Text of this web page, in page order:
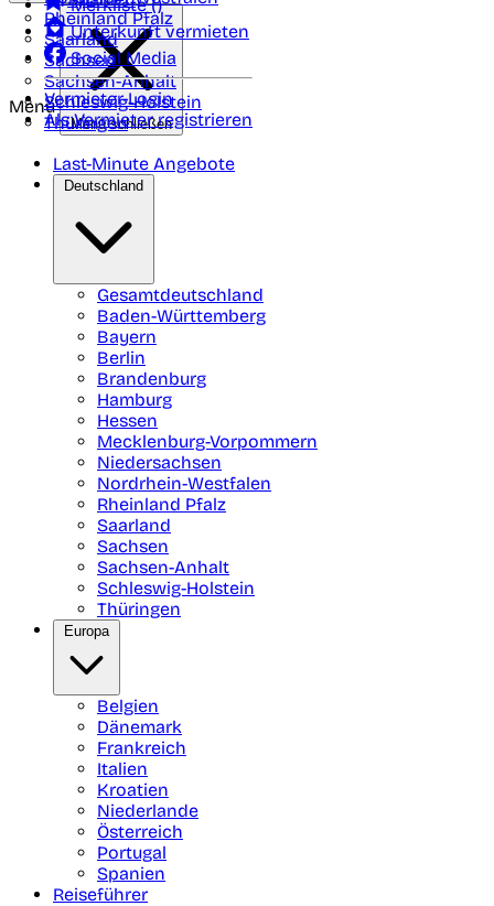
Rheinland Pfalz
Saarland
Sachsen
Sachsen-Anhalt
Schleswig-Holstein
Thüringen
Merkliste ()
Unterkunft vermieten
Social Media
Vermieter-Login
Als Vermieter registrieren
Menü
Menü schließen
Last-Minute Angebote
Deutschland
Gesamtdeutschland
Baden-Württemberg
Bayern
Berlin
Brandenburg
Hamburg
Hessen
Mecklenburg-Vorpommern
Niedersachsen
Nordrhein-Westfalen
Rheinland Pfalz
Saarland
Sachsen
Sachsen-Anhalt
Schleswig-Holstein
Thüringen
Europa
Belgien
Dänemark
Frankreich
Italien
Kroatien
Niederlande
Österreich
Portugal
Spanien
Reiseführer